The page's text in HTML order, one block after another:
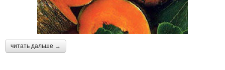
читать дальше →